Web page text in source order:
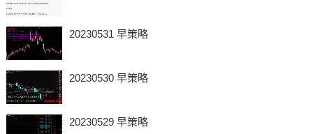
20230531 早策略
20230530 早策略
20230529 早策略